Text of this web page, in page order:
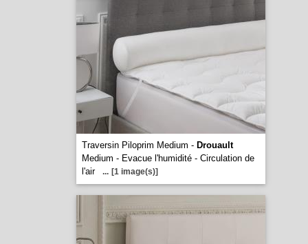
Traversin Piloprim Medium - Drouault
Medium - Evacue l'humidité - Circulation de
l'air
... [1 image(s)]